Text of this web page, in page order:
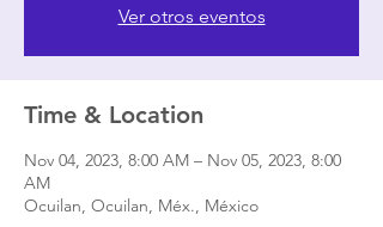
Ver otros eventos
Time & Location
Nov 04, 2023, 8:00 AM – Nov 05, 2023, 8:00
AM
Ocuilan, Ocuilan, Méx., México